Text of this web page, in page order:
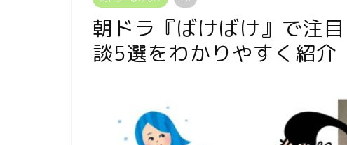
朝ドラ『ばけばけ』で注
談5選をわかりやすく紹介